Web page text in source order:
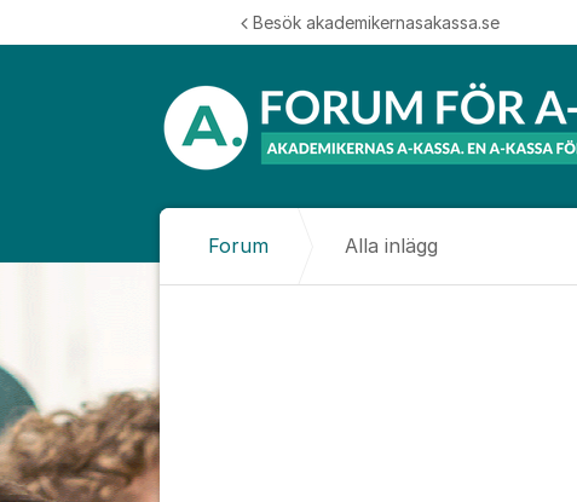
Besök akademikernasakassa.se
Forum Alla inlägg